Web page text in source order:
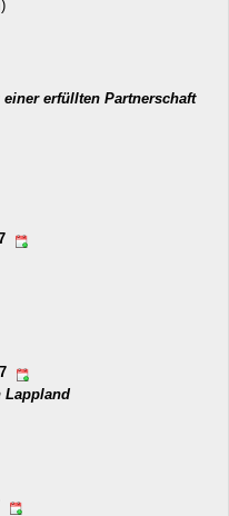
erfüllten Partnerschaft
Lappland